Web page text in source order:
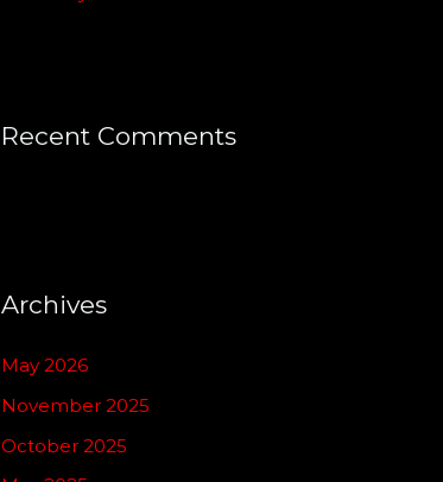
Recent Comments
Archives
May 2026
November 2025
October 2025